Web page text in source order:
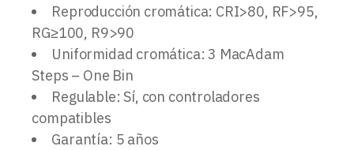
Reproducción cromática: CRI>80, RF>95,
RG≥100, R9>90
Uniformidad cromática: 3 MacAdam
Steps – One Bin
Regulable: Sí, con controladores
compatibles
Garantía: 5 años